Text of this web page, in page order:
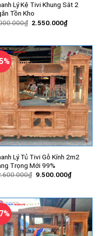
Lý Kệ Tivi Khung Sắt 2
Tồn Kho
₫ Giá
2.550.000₫Giá
hiện
Lý Tủ Tivi Gỗ Kính 2m2
Trọng Mới 99%
₫ Giá
9.500.000₫Giá
hiện